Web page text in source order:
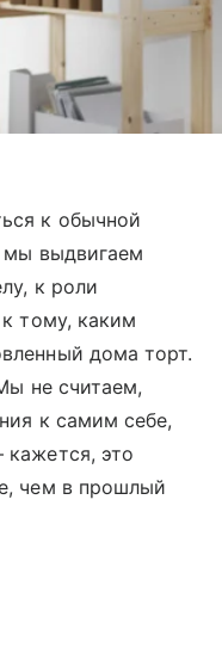
к обычной
мы выдвигаем
к роли
тому, каким
дома торт.
не считаем,
к самим себе,
это
чем в прошлый